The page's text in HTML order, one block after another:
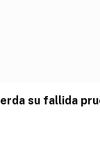
su fallida